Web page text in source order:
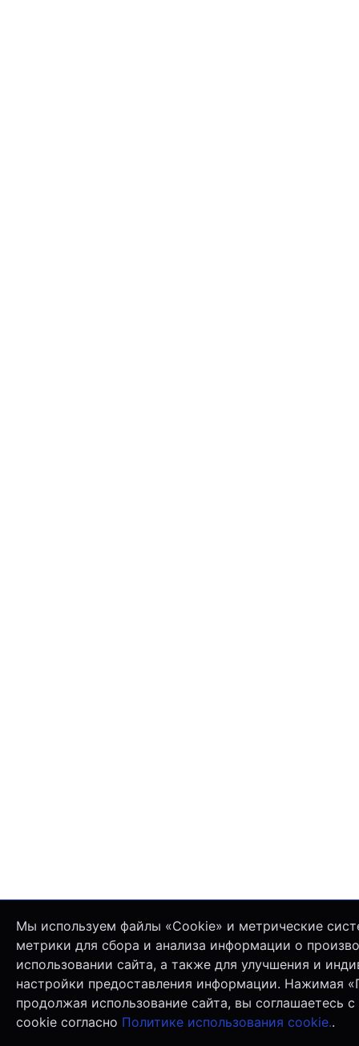
Мы используем файлы «Cookie» и метрические
метрики для сбора и анализа информации о
использовании сайта, а также для улучшения и
настройки предоставления информации. Нажимая
продолжая использование сайта, вы соглашаетесь
cookie согласно Политике использования cookie..